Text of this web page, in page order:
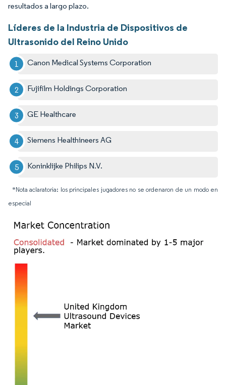
resultados a largo plazo.
Líderes de la Industria de Dispositivos de
Ultrasonido del Reino Unido
Canon Medical Systems Corporation
Fujifilm Holdings Corporation
GE Healthcare
Siemens Healthineers AG
Koninklijke Philips N.V.
*Nota aclaratoria: los principales jugadores no se ordenaron de un modo en
especial